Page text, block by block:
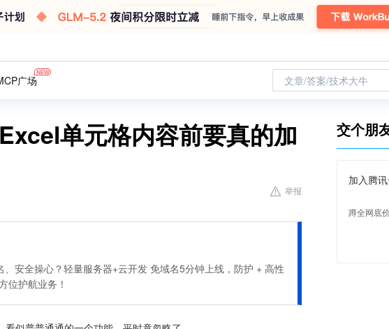
广场 文章/答案/技术大牛
单元格内容前要真的加
举报
、安全操心？轻量服务器+云开发 免域名5分钟上线，防护 + 高性
位护航业务！
交个朋
加入腾
蹲全网底